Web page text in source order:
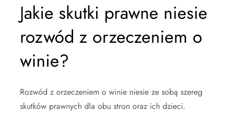
Jakie skutki prawne niesie
rozwód z orzeczeniem o
winie?
Rozwód z orzeczeniem o winie niesie ze sobą szereg
skutków prawnych dla obu stron oraz ich dzieci.